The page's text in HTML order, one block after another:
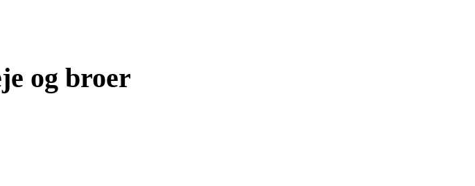
og broer